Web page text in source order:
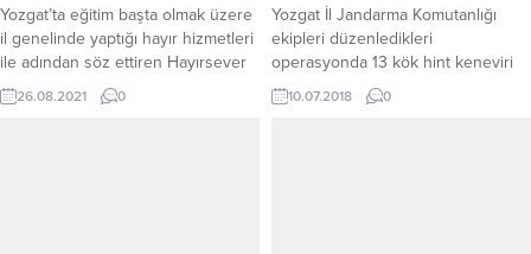
Yozgat’ta eğitim başta olmak üzere
il genelinde yaptığı hayır hizmetleri
ile adından söz ettiren Hayırsever
İş insanı Bilal Şahin, Yozgat Bozok
Üniversitesi İlahiyat Fakultesi’ne
26.08.2021 0
Yozgat İl Jandarma Komutanlığı
ekipleri düzenledikleri
operasyonda 13 kök hint keneviri
ele geçirdi.
10.07.2018 0